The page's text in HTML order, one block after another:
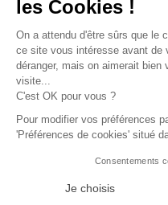
Public Transit Ads:
publics
Guerilla Marketing
Product Placement
:
Sponsorship:
Promotional Event:
Trade Show: Salon
Obtenez
Je